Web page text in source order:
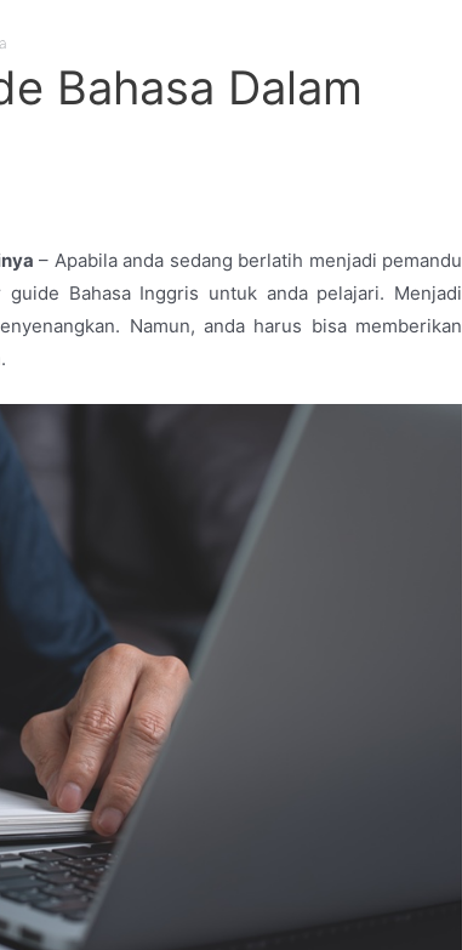
Bahasa Dalam
– Apabila anda sedang berlatih menjadi pemandu
Bahasa Inggris untuk anda pelajari. Menjadi
Namun, anda harus bisa memberikan